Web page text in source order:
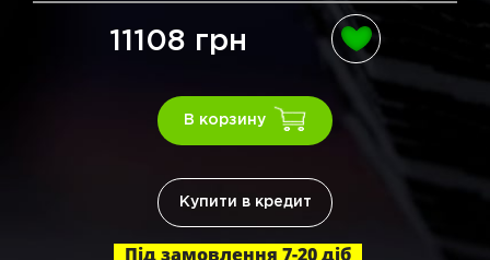
11108 грн
В корзину
Купити в кредит
Під замовлення 7-20 діб